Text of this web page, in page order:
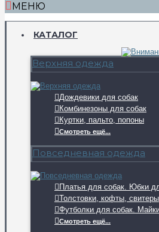
МЕНЮ
КАТАЛОГ
Верхняя одежда
Дождевики для собак
Комбинезоны для собак
Куртки, пальто, попоны
Смотреть ещё...
Повседневная одежда
Платья для собак. Юбки
Толстовки, кофты, свитеры
Футболки для собак.
Смотреть ещё...